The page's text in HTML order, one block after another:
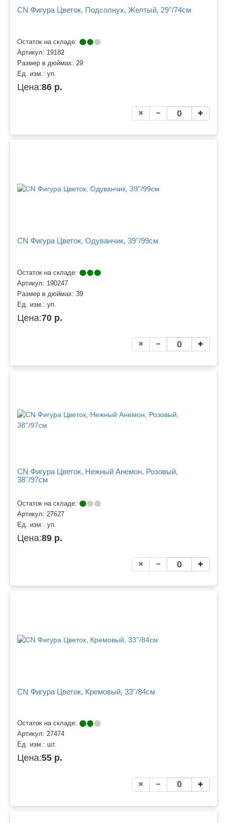
CN Фигура Цветок, Подсолнух, Желтый, 29''/74см
Остаток на складе:
Артикул: 19182
Размер в дюймах: 29
Ед. изм.: уп.
Цена:86 р.
CN Фигура Цветок, Одуванчик, 39''/99см
Остаток на складе:
Артикул: 190247
Размер в дюймах: 39
Ед. изм.: уп.
Цена:70 р.
CN Фигура Цветок, Нежный Анемон, Розовый,
38''/97см
Остаток на складе:
Артикул: 27627
Ед. изм.: уп.
Цена:89 р.
CN Фигура Цветок, Кремовый, 33''/84см
Остаток на складе:
Артикул: 27474
Ед. изм.: шт.
Цена:55 р.